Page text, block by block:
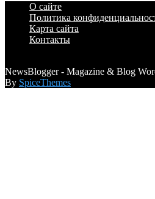
О сайте
Политика
Карта сайта
Контакты
NewsBlogger - Magazine & Blog
By SpiceThemes